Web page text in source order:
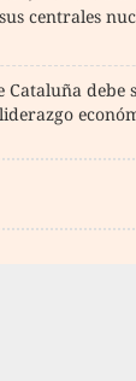
centrales
Cataluña debe